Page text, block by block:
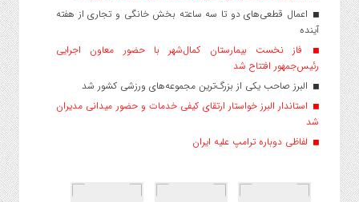
اعمال قطعی‌های دو تا سه ساعته بخش خانگی و تجاری از هفته
آینده
فاز نخست بیمارستان کمال‌شهر با حضور معاون اجرایی
رئیس‌جمهور افتتاح شد
البرز صاحب یکی از بزرگ‌ترین مجموعه‌های ورزشی کشور شد
استاندار البرز خواستار ارتقای کیفی خدمات و حضور میدانی مدیران
شد
لفاظی دوباره ترامپ علیه ایران